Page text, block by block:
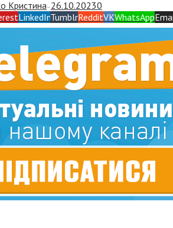
Кристина— 26.10.20230
LinkedInTumblrRedditVKWhatsApp